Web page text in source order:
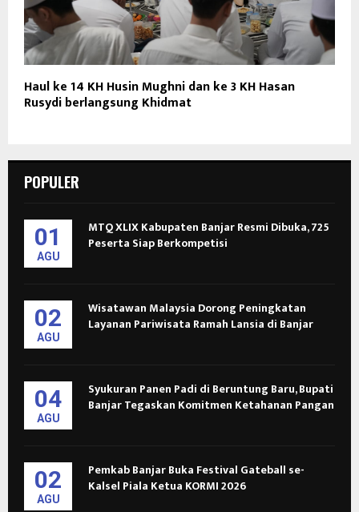
Haul ke 14 KH Husin Mughni dan ke 3 KH Hasan
Rusydi berlangsung Khidmat
POPULER
01
AGU
MTQ XLIX Kabupaten Banjar Resmi Dibuka, 725
Peserta Siap Berkompetisi
02
AGU
Wisatawan Malaysia Dorong Peningkatan
Layanan Pariwisata Ramah Lansia di Banjar
04
AGU
Syukuran Panen Padi di Beruntung Baru, Bupati
Banjar Tegaskan Komitmen Ketahanan Pangan
02
AGU
Pemkab Banjar Buka Festival Gateball se-
Kalsel Piala Ketua KORMI 2026